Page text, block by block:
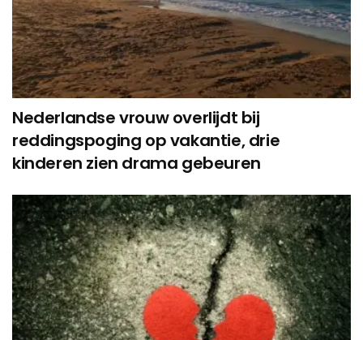
Nederlandse vrouw overlijdt bij
reddingspoging op vakantie, drie
kinderen zien drama gebeuren